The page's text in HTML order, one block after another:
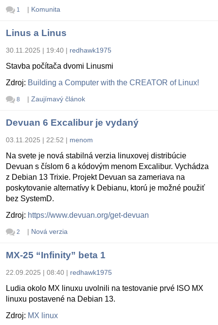
1 | Komunita
Linus a Linus
30.11.2025 | 19:40 | redhawk1975
Stavba počítača dvomi Linusmi
Zdroj: Building a Computer with the CREATOR of Linux!
8 | Zaujímavý článok
Devuan 6 Excalibur je vydaný
03.11.2025 | 22:52 | menom
Na svete je nová stabilná verzia linuxovej distribúcie
Devuan s číslom 6 a kódovým menom Excalibur. Vychádza
z Debian 13 Trixie. Projekt Devuan sa zameriava na
poskytovanie alternatívy k Debianu, ktorú je možné použiť
bez SystemD.
Zdroj: https://www.devuan.org/get-devuan
2 | Nová verzia
MX-25 “Infinity” beta 1
22.09.2025 | 08:40 | redhawk1975
Ludia okolo MX linuxu uvolnili na testovanie prvé ISO MX
linuxu postavené na Debian 13.
Zdroj: MX linux